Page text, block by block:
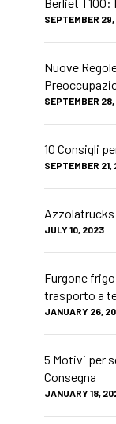
SEPTEMBER
Nuove
SEPTEMBER
10 Consigli
SEPTEMBER 21,
JULY 10, 2023
Furgone
trasporto a
JANUARY 26,
5 Motivi per
Consegna
JANUARY 18,